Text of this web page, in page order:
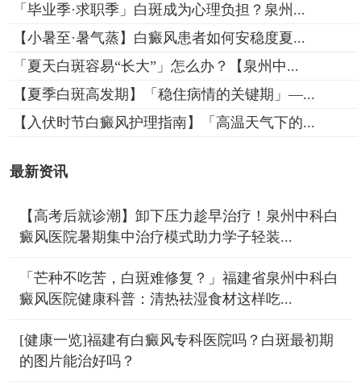
「毕业季·求职季」白斑成为心理负担？泉州...
【小暑至·暑气蒸】白癜风患者如何安稳度夏...
「夏天白斑容易“长大”」怎么办？【泉州中...
【夏季白斑高发期】「稳住病情的关键期」—...
【入伏时节白癜风护理指南】「高温天气下的...
最新资讯
【高考后就诊潮】卸下压力趁早治疗！泉州中科白
癜风医院暑期集中治疗模式助力学子轻装...
「芒种不吃苦，白斑难修复？」福建省泉州中科白
癜风医院健康科普：清热祛湿食材这样吃...
[健康一览]福建有白癜风专科医院吗？白斑最初期
的图片能治好吗？